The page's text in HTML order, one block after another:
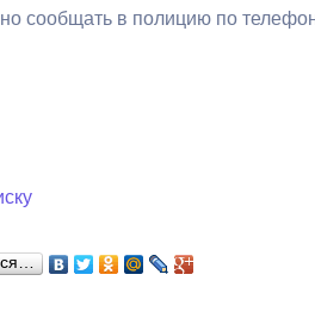
сообщать в полицию по